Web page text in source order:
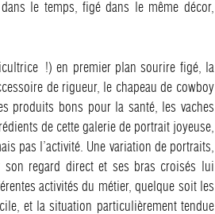
le temps, figé dans le même décor,
!) en premier plan sourire figé, la
de rigueur, le chapeau de cowboy
produits bons pour la santé, les vaches
de cette galerie de portrait joyeuse,
pas l’activité. Une variation de portraits,
son regard direct et ses bras croisés lui
activités du métier, quelque soit les
et la situation particulièrement tendue